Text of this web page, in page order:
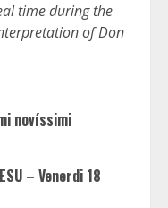
time during the
of Don
novíssimi
– Venerdi 18